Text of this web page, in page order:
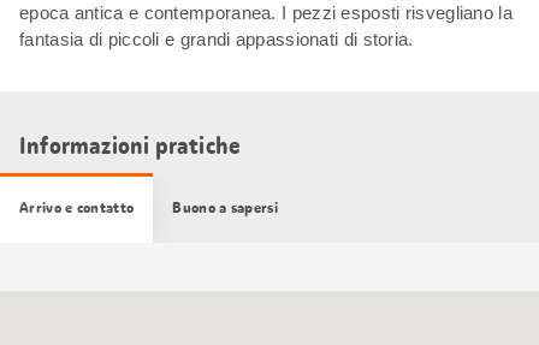
epoca antica e contemporanea. I pezzi esposti risvegliano la
fantasia di piccoli e grandi appassionati di storia.
Informazioni pratiche
Arrivo e contatto Buono a sapersi